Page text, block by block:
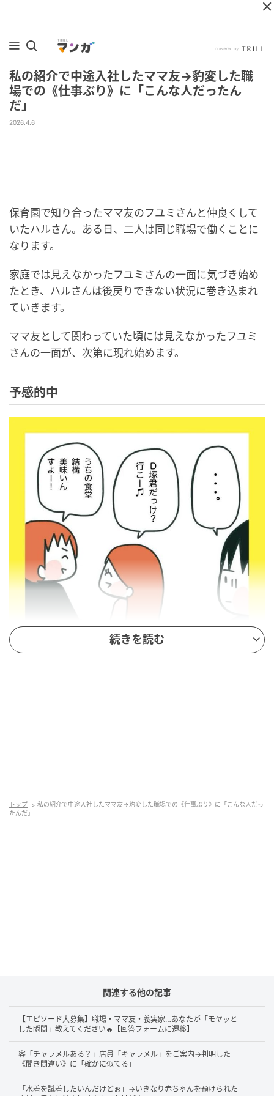
私の紹介で中途入社したママ友→豹変した職
場での《仕事ぶり》に「こんな人だったん
だ」
2026.4.6
保育園で知り合ったママ友のフユミさんと仲良くして
いたハルさん。ある日、二人は同じ職場で働くことに
なります。
家庭では見えなかったフユミさんの一面に気づき始め
たとき、ハルさんは後戻りできない状況に巻き込まれ
ていきます。
ママ友として関わっていた頃には見えなかったフユミ
さんの一面が、次第に現れ始めます。
予感的中
続きを読む
トップ
私の紹介で中途入社したママ友→豹変した職場での《仕事ぶり》に「こんな人だっ
たんだ」
関連する他の記事
【エピソード大募集】職場・ママ友・義実家…あなたが「モヤッと
した瞬間」教えてください🔥【回答フォームに遷移】
客「チャラメルある？」店員「キャラメル」をご案内→判明した
《聞き間違い》に「確かに似てる」
「水着を試着したいんだけどぉ」→いきなり赤ちゃんを預けられた